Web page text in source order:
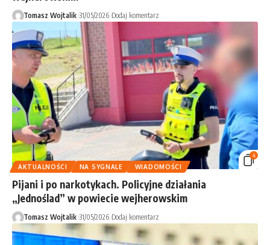
Tomasz Wojtalik 31/05/2026 Dodaj komentarz
4
AKTUALNOŚCI
NA SYGNALE WIADOMOŚCI
Pijani i po narkotykach. Policyjne działania
„Jednoślad” w powiecie wejherowskim
Tomasz Wojtalik 31/05/2026 Dodaj komentarz